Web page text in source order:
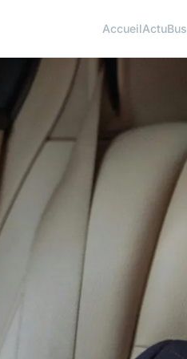
AccueilActu